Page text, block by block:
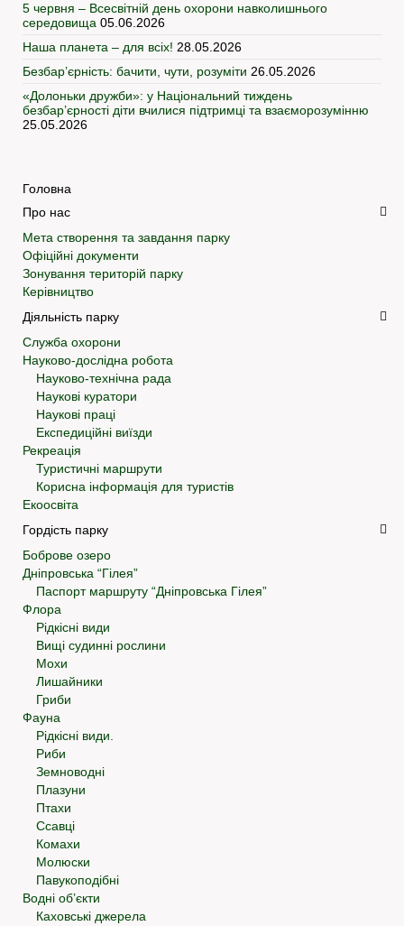
5 червня – Всесвітній день охорони навколишнього
середовища 05.06.2026
Наша планета – для всіх! 28.05.2026
Безбар’єрність: бачити, чути, розуміти 26.05.2026
«Долоньки дружби»: у Національний тиждень
безбар’єрності діти вчилися підтримці та взаєморозумінню
25.05.2026
Головна
Про нас
Мета створення та завдання парку
Офіційні документи
Зонування територій парку
Керівництво
Діяльність парку
Служба охорони
Науково-дослідна робота
Науково-технічна рада
Наукові куратори
Наукові праці
Експедиційні виїзди
Рекреація
Туристичні маршрути
Корисна інформація для туристів
Екоосвіта
Гордість парку
Боброве озеро
Дніпровська “Гілея”
Паспорт маршруту “Дніпровська Гілея”
Флора
Рідкісні види
Вищі судинні рослини
Мохи
Лишайники
Гриби
Фауна
Рідкісні види.
Риби
Земноводні
Плазуни
Птахи
Ссавці
Комахи
Молюски
Павукоподібні
Водні об’єкти
Каховські джерела